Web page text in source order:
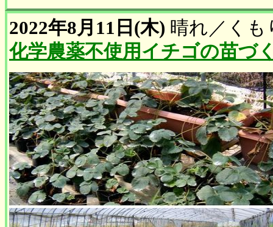
2022年8月11日(木) 晴れ ／ くも
化学農薬不使用イチゴの苗づ